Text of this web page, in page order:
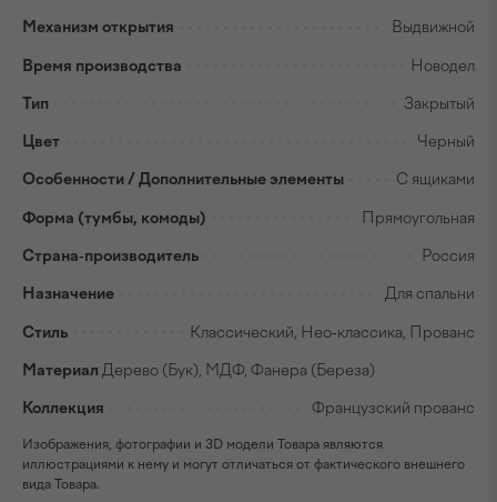
Механизм открытия Выдвижной
Время производства Новодел
Тип Закрытый
Цвет Черный
Особенности / Дополнительные элементы С ящиками
Форма (тумбы, комоды) Прямоугольная
Страна-производитель Россия
Назначение Для спальни
Стиль Классический, Нео-классика, Прованс
Материал Дерево (Бук), МДФ, Фанера (Береза)
Коллекция Французский прованс
Изображения, фотографии и 3D модели Товара являются
иллюстрациями к нему и могут отличаться от фактического внешнего
вида Товара.